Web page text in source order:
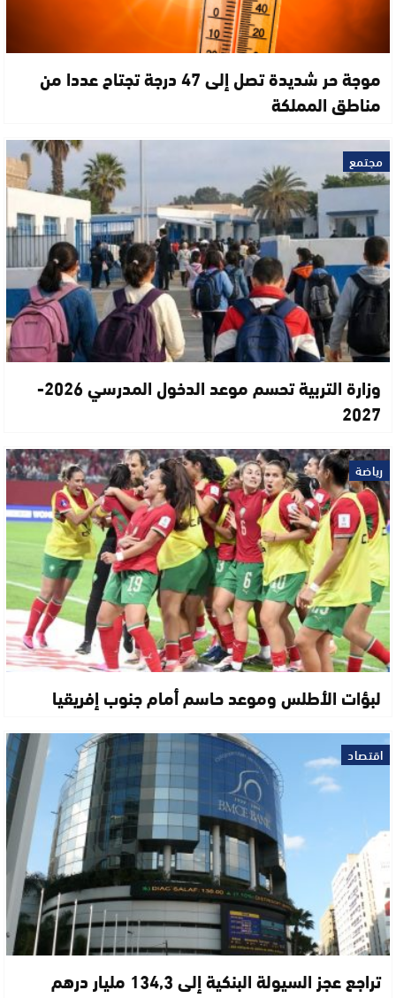
موجة حر شديدة تصل إلى 47 درجة تجتاح عددا من
مناطق المملكة
مجتمع
وزارة التربية تحسم موعد الدخول المدرسي 2026-
2027
رياضة
لبؤات الأطلس وموعد حاسم أمام جنوب إفريقيا
اقتصاد
تراجع عجز السيولة البنكية إلى 134,3 مليار درهم